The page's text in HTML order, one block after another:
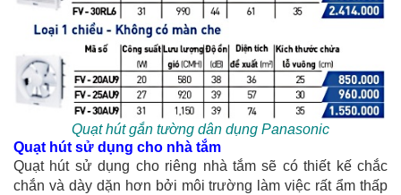
Quạt hút gắn tường dân dụng Panasonic
Quạt hút sử dụng cho nhà tắm
Quạt hút sử dụng cho riêng nhà tắm sẽ có thiết kế chắc
chắn và dày dặn hơn bởi môi trường làm việc rất ẩm thấp